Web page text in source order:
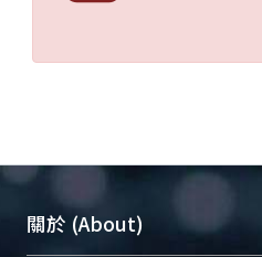
關於 (About)